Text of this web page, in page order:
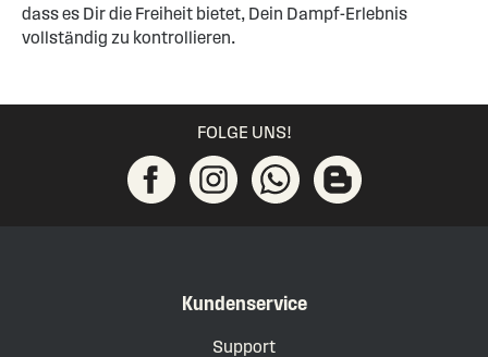
dass es Dir die Freiheit bietet, Dein Dampf-Erlebnis
vollständig zu kontrollieren.
FOLGE UNS!
Kundenservice
Support